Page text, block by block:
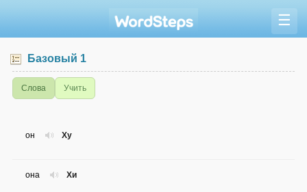
☰
Базовый 1
Слова Учить
Ху
он
Хи
она